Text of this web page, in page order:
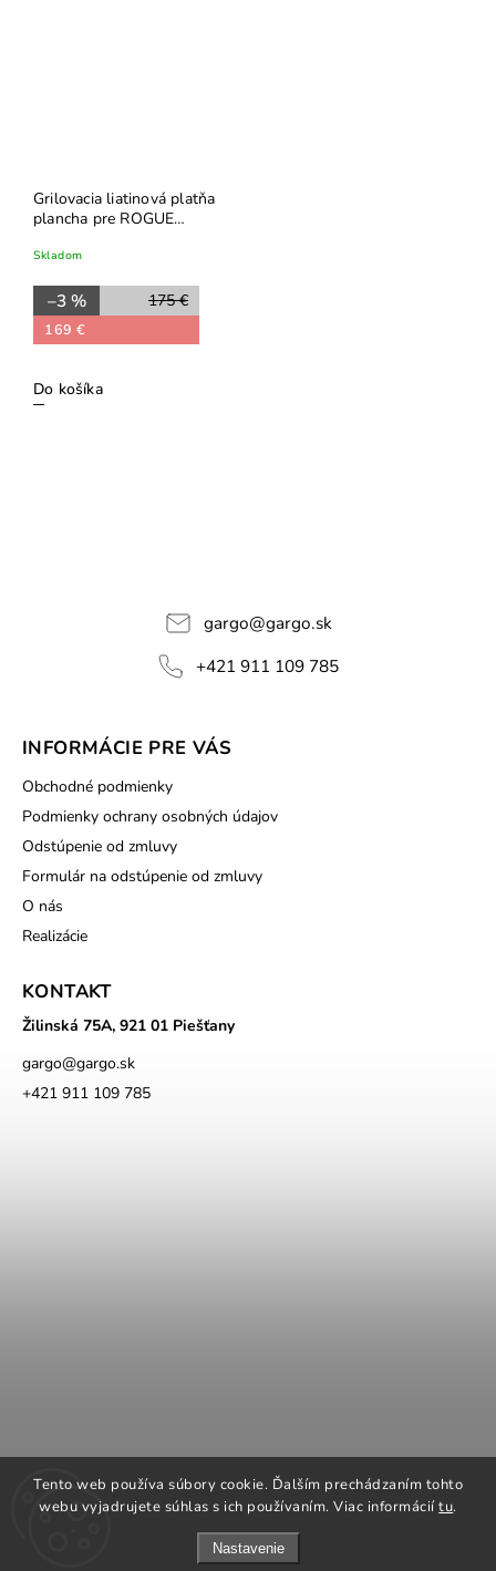
Tento web používa súbory cookie. Ďalším prechádzaním tohto
webu vyjadrujete súhlas s ich používaním. Viac informáciítu.
Nastavenie
Grilovacia liatinová platňa
plancha pre ROGUE
Skladom
175 €
–3 %
169 €
Do košíka
gargo@gargo.sk
+421 911 109 785
INFORMÁCIE PRE VÁS
Obchodné podmienky
Podmienky ochrany osobných údajov
Odstúpenie od zmluvy
Formulár na odstúpenie od zmluvy
O nás
Realizácie
KONTAKT
Žilinská 75A, 921 01 Piešťany
gargo@gargo.sk
+421 911 109 785
REGENCY Kanadské kachle
ROMOTOP Kachle a vložky
NAPOLEON grily